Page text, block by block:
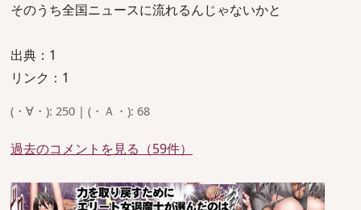
そのうち全国ニュースに流れるんじゃないかと
出典：1
リンク：1
(・∀・): 250 | (・Ａ・): 68
過去のコメントを見る（59件）